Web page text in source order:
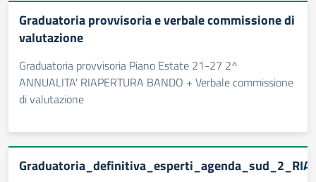
Graduatoria provvisoria e verbale commissione di
valutazione
Graduatoria provvisoria Piano Estate 21-27 2^
ANNUALITA' RIAPERTURA BANDO + Verbale commissione
di valutazione